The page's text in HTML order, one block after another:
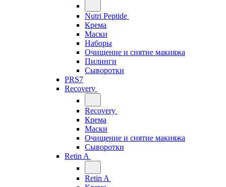
Nutri Peptide
Крема
Маски
Наборы
Очищение и снятие макияжа
Пилинги
Сыворотки
PRS7
Recovery
Recovery
Крема
Маски
Очищение и снятие макияжа
Сыворотки
Retin A
Retin A